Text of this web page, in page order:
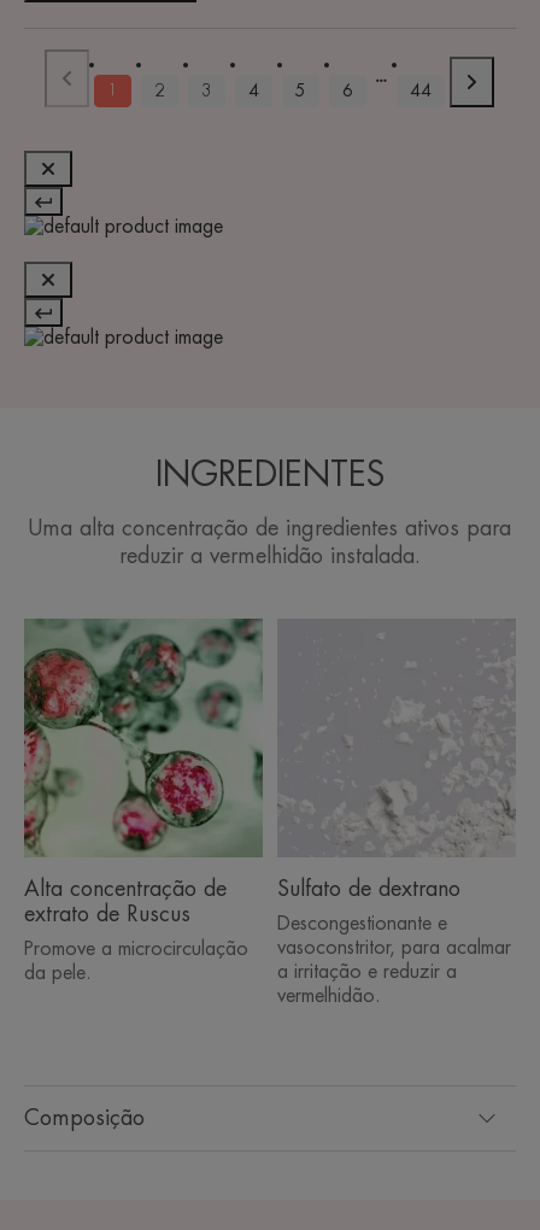
1 2 3 4 5 6 44
INGREDIENTES
Uma alta concentração de ingredientes ativos para
reduzir a vermelhidão instalada.
Composição
Alta concentração de
extrato de Ruscus
Promove a microcirculação
da pele.
Sulfato de dextrano
Descongestionante e
vasoconstritor, para acalmar
a irritação e reduzir a
vermelhidão.